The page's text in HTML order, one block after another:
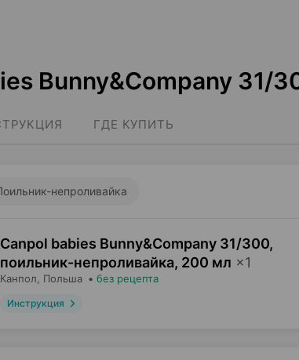
Bunny&Company 31/
ГДЕ КУПИТЬ
непроливайка
Canpol babies Bunny&Company 31/300,
поильник-непроливайка, 200 мл ×1
Канпол , Польша • без рецепта
Инструкция